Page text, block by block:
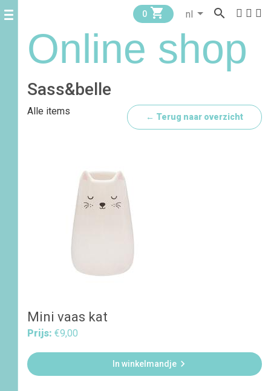
0  
Online shop
Sass&belle
Alle items ← Terug naar overzicht
Mini vaas kat
Prijs: €9,00
In winkelmandje 